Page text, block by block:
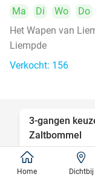
Ma Di Wo
Do
Het Wapen van
Liempde
Verkocht: 156
3-gangen
Zaltbommel
Do
Allora!
Home Dichtbij